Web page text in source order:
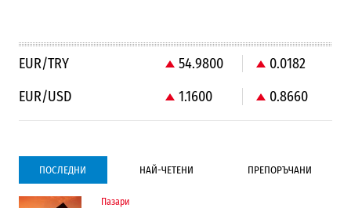
EUR/TRY 54.9800
0.0182
EUR/USD
1.1600 0.8660
ПОСЛЕДНИ НАЙ-ЧЕТЕНИ ПРЕПОРЪЧАНИ
Пазари
Градоустройство
Компании